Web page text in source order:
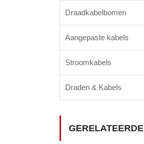
Draadkabelbomen
Aangepaste kabels
Stroomkabels
Draden & Kabels
GERELATEERDE